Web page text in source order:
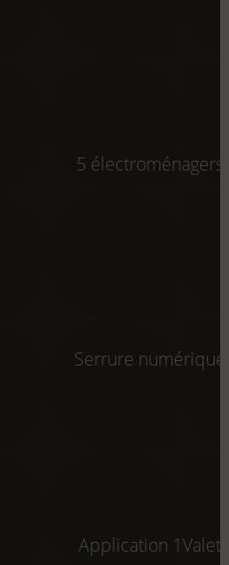
5 électroménagers
Serrure numérique
Application 1Valet